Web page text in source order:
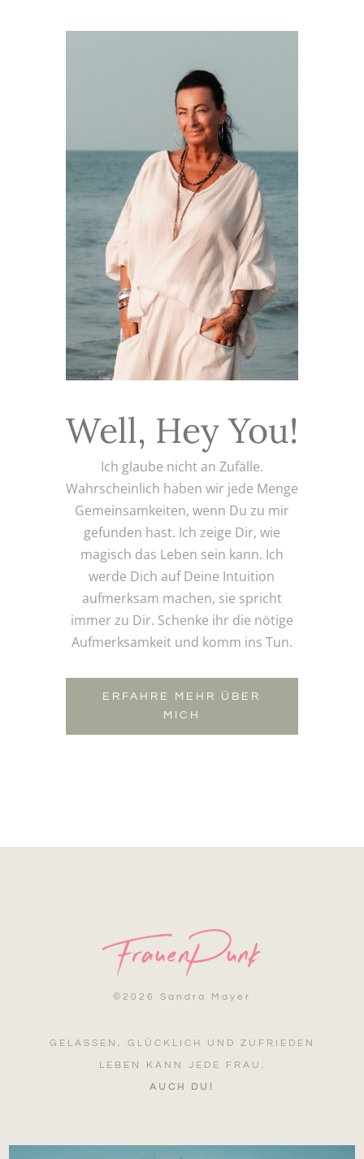
Well, Hey You!
Ich glaube nicht an Zufälle.
Wahrscheinlich haben wir jede Menge
Gemeinsamkeiten, wenn Du zu mir
gefunden hast. Ich zeige Dir, wie
magisch das Leben sein kann. Ich
werde Dich auf Deine Intuition
aufmerksam machen, sie spricht
immer zu Dir. Schenke ihr die nötige
Aufmerksamkeit und komm ins Tun.
ERFAHRE MEHR ÜBER
MICH
© 2026 Sandra Mayer
GELASSEN, GLÜCKLICH UND ZUFRIEDEN
LEBEN KANN JEDE FRAU.
AUCH DU!